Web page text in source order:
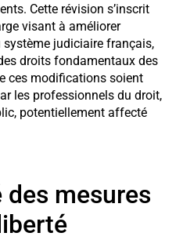
Cette révision s’inscrit
visant à améliorer
système judiciaire français,
droits fondamentaux des
ces modifications soient
les professionnels du droit,
potentiellement affecté
mesures